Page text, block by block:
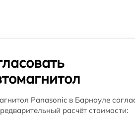
Panasonic в Барнауле
расчёт стоимости: